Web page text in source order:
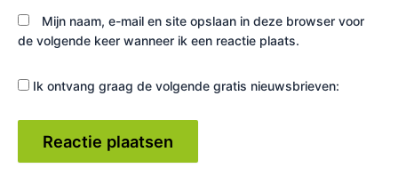
Mijn naam, e-mail en site opslaan in deze browser voor
de volgende keer wanneer ik een reactie plaats.
Ik ontvang graag de volgende gratis nieuwsbrieven: